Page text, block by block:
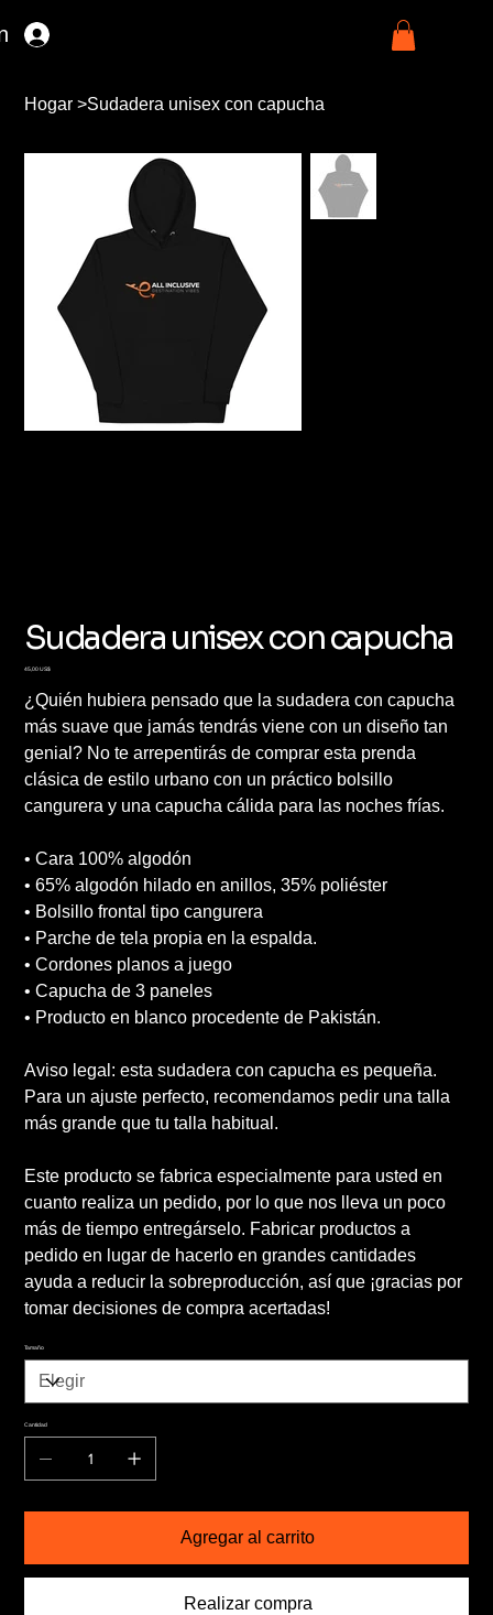
Hogar >Sudadera unisex con capucha
Sudadera unisex con capucha
Precio
45,00 US$
¿Quién hubiera pensado que la sudadera con capucha
más suave que jamás tendrás viene con un diseño tan
genial? No te arrepentirás de comprar esta prenda
clásica de estilo urbano con un práctico bolsillo
cangurera y una capucha cálida para las noches frías.
• Cara 100% algodón
• 65% algodón hilado en anillos, 35% poliéster
• Bolsillo frontal tipo cangurera
• Parche de tela propia en la espalda.
• Cordones planos a juego
• Capucha de 3 paneles
• Producto en blanco procedente de Pakistán.
Aviso legal: esta sudadera con capucha es pequeña.
Para un ajuste perfecto, recomendamos pedir una talla
más grande que tu talla habitual.
Este producto se fabrica especialmente para usted en
cuanto realiza un pedido, por lo que nos lleva un poco
más de tiempo entregárselo. Fabricar productos a
pedido en lugar de hacerlo en grandes cantidades
ayuda a reducir la sobreproducción, así que ¡gracias por
tomar decisiones de compra acertadas!
Tamaño
Cantidad
Agregar al carrito
Realizar compra